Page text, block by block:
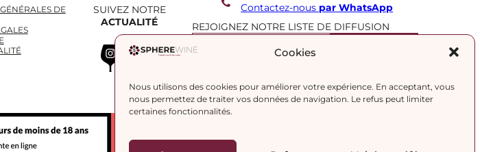
Cookies
Nous utilisons des cookies pour améliorer votre expérience. En acceptant, vous
nous permettez de traiter vos données de navigation. Le refus peut limiter
certaines fonctionnalités.
DE
SUIVEZ NOTRE
ACTUALITÉ
Instagram WhatsApp LinkedIn
Contactez-nous par WhatsApp
REJOIGNEZ NOTRE LISTE DE DIFFUSION